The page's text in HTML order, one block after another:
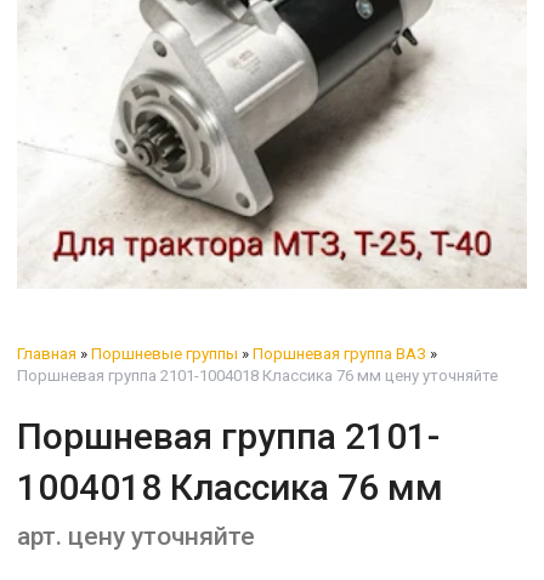
Главная » Поршневые группы » Поршневая группа ВАЗ »
Поршневая группа 2101-1004018 Классика 76 мм цену уточняйте
Поршневая группа 2101-
1004018 Классика 76 мм
арт. цену уточняйте